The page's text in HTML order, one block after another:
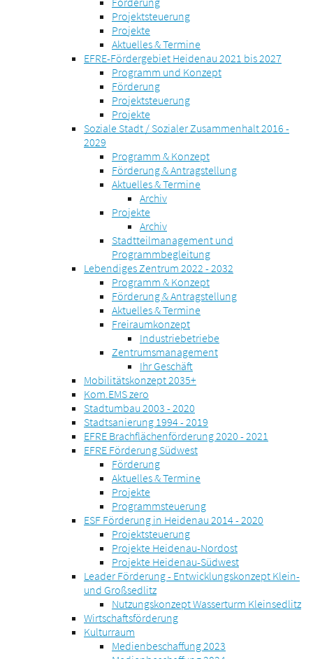
Projektsteuerung
Projekte
Aktuelles & Termine
EFRE-Fördergebiet Heidenau 2021 bis 2027
Programm und Konzept
Förderung
Projektsteuerung
Projekte
Soziale Stadt / Sozialer Zusammenhalt 2016 -
2029
Programm & Konzept
Förderung & Antragstellung
Aktuelles & Termine
Archiv
Projekte
Archiv
Stadtteilmanagement und
Programmbegleitung
Lebendiges Zentrum 2022 - 2032
Programm & Konzept
Förderung & Antragstellung
Aktuelles & Termine
Freiraumkonzept
Industriebetriebe
Zentrumsmanagement
Ihr Geschäft
Mobilitätskonzept 2035+
Kom.EMS zero
Stadtumbau 2003 - 2020
Stadtsanierung 1994 - 2019
EFRE Brachflächenförderung 2020 - 2021
EFRE Förderung Südwest
Förderung
Aktuelles & Termine
Projekte
Programmsteuerung
ESF Förderung in Heidenau 2014 - 2020
Projektsteuerung
Projekte Heidenau-Nordost
Projekte Heidenau-Südwest
Leader Förderung - Entwicklungskonzept Klein-
und Großsedlitz
Nutzungskonzept Wasserturm Kleinsedlitz
Wirtschaftsförderung
Kulturraum
Medienbeschaffung 2023